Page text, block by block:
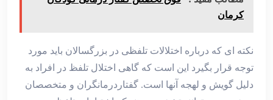
کرمان
نکته ای که درباره اختلالات تلفظی در بزرگسالان باید مورد
توجه قرار بگیرد این است که گاهی اختلال تلفظ در افراد به
دلیل گویش و لهجه آنها است. گفتاردرمانگران و متخصصان